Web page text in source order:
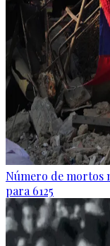
Número de mortos
para 6125